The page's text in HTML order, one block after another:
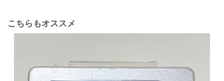
こちらもオススメ